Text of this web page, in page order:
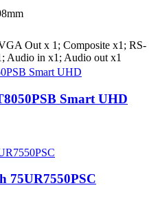
Out x 1; Composite x1; RS-
Audio in x1; Audio out x1
Smart UHD
75UR7550PSC